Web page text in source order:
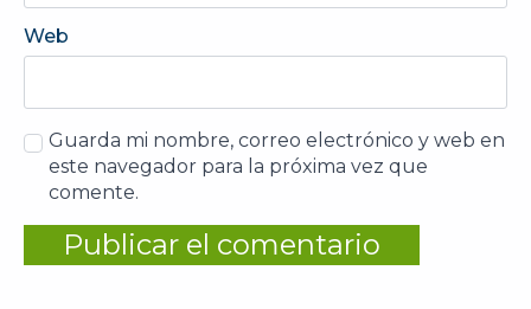
Web
Guarda mi nombre, correo electrónico y web en
este navegador para la próxima vez que
comente.